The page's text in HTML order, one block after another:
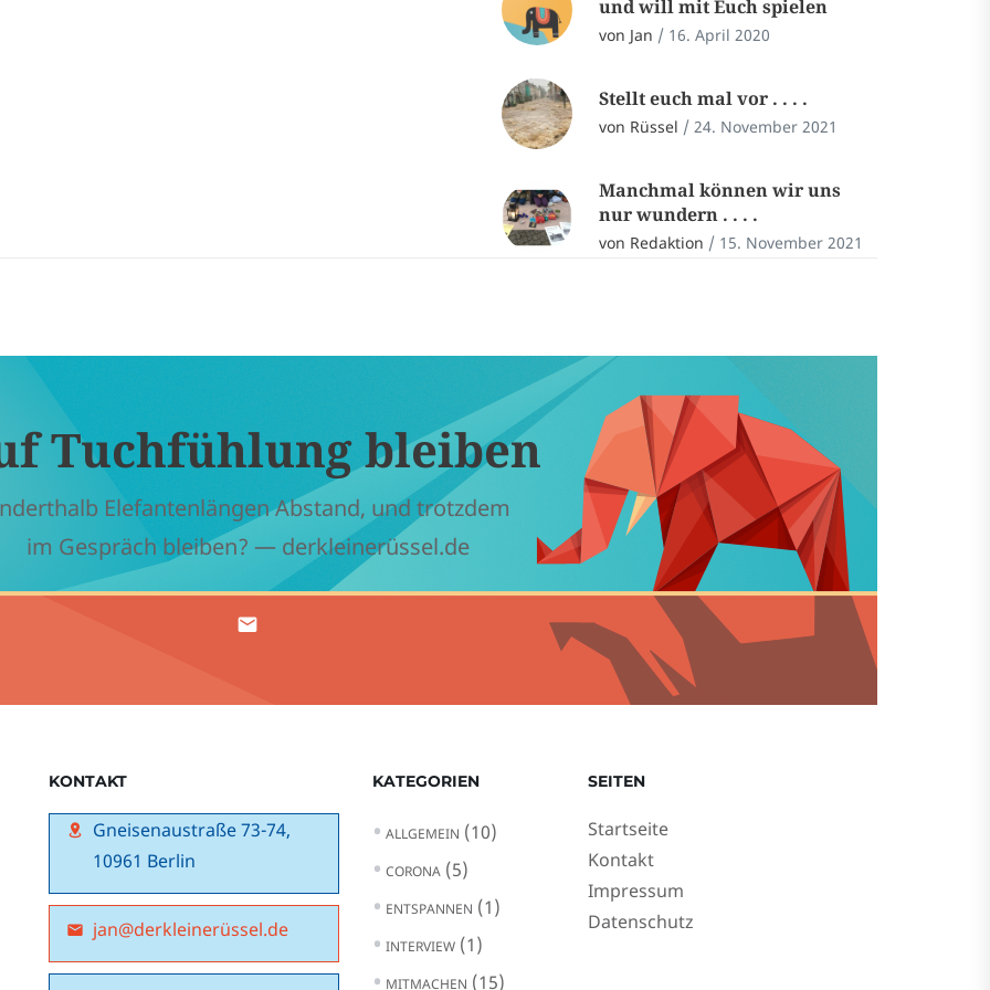
und will mit Euch spielen
von Jan / 16. April 2020
Stellt euch mal vor . . . .
von Rüssel / 24. November 2021
Manchmal können wir uns
nur wundern . . . .
von Redaktion / 15. November 2021
Tuchfühlung bleiben
Elefantenlängen Abstand, und trotzdem
im Gespräch bleiben? — derkleinerüssel.de
KONTAKT
Gneisenaustraße 73-74,
10961 Berlin
jan@derkleinerüssel.de
KATEGORIEN
ALLGEMEIN (10)
CORONA(5)
ENTSPANNEN (1)
INTERVIEW(1)
MITMACHEN (15)
SEITEN
Startseite
Kontakt
Impressum
Datenschutz